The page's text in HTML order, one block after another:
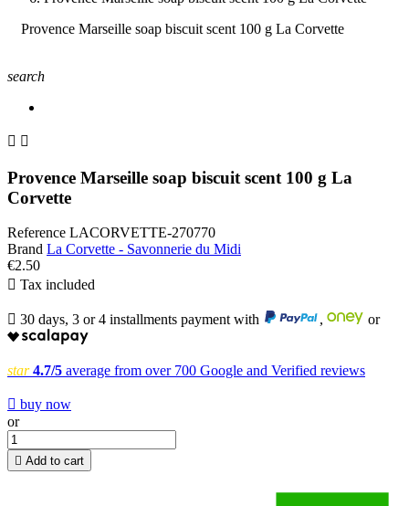
Provence Marseille soap biscuit scent 100 g La Corvette
search
 
Provence Marseille soap biscuit scent 100 g La
Corvette
Reference LACORVETTE-270770
Brand La Corvette - Savonnerie du Midi
€2.50
 Tax included
 30 days, 3 or 4 installments payment with , or
star 4.7/5 average from over 700 Google and Verified reviews
 buy now
or
 Add to cart